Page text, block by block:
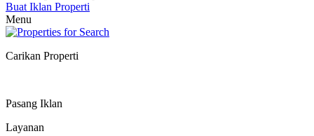
Buat Iklan Properti
Menu
Carikan Properti
Pasang Iklan
Layanan